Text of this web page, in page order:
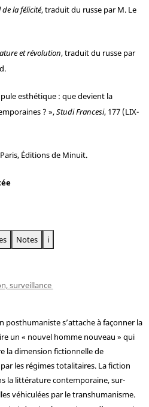
la félicité, traduit du russe par M. Le
et révolution, traduit du russe par
esthétique : que devient la
? »,Studi Francesi, 177 (LIX-
Éditions de Minuit.
Notes
i
surveillance
posthumaniste s’attache à façonner la
un « nouvel homme nouveau » qui
la dimension fictionnelle de
les régimes totalitaires. La fiction
la littérature contemporaine, sur-
véhiculées par le transhumanisme.